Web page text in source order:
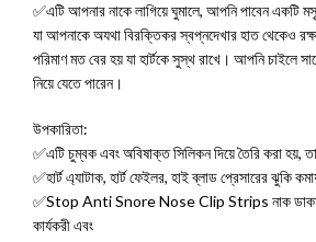
✅এটি আপনার নাকে লাগিয়ে ঘুমালে, আপনি পাবেন একটি
যা আপনাকে অযথা বিরক্তিকর স্বপ্নদেখার হাত থেকেও
পরিমাণ মত বের হয় যা হার্টকে সুস্থ রাখে। আপনি চাইলে
নিয়ে যেতে পারেন।
উপকারিতা:
✅এটি চুম্বক এবং অবিষাক্ত সিলিকন দিয়ে তৈরি করা হয়,
✅হার্ট এ্যাটাক, হার্ট ফেইলর, হাই ব্লাড প্রেসারের ঝুকি
✅Stop Anti Snore Nose Clip Strips নাক
কার্যকরী এবং